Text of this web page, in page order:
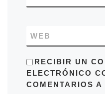
WEB
RECIBIR UN
ELECTRÓNICO
COMENTARIOS